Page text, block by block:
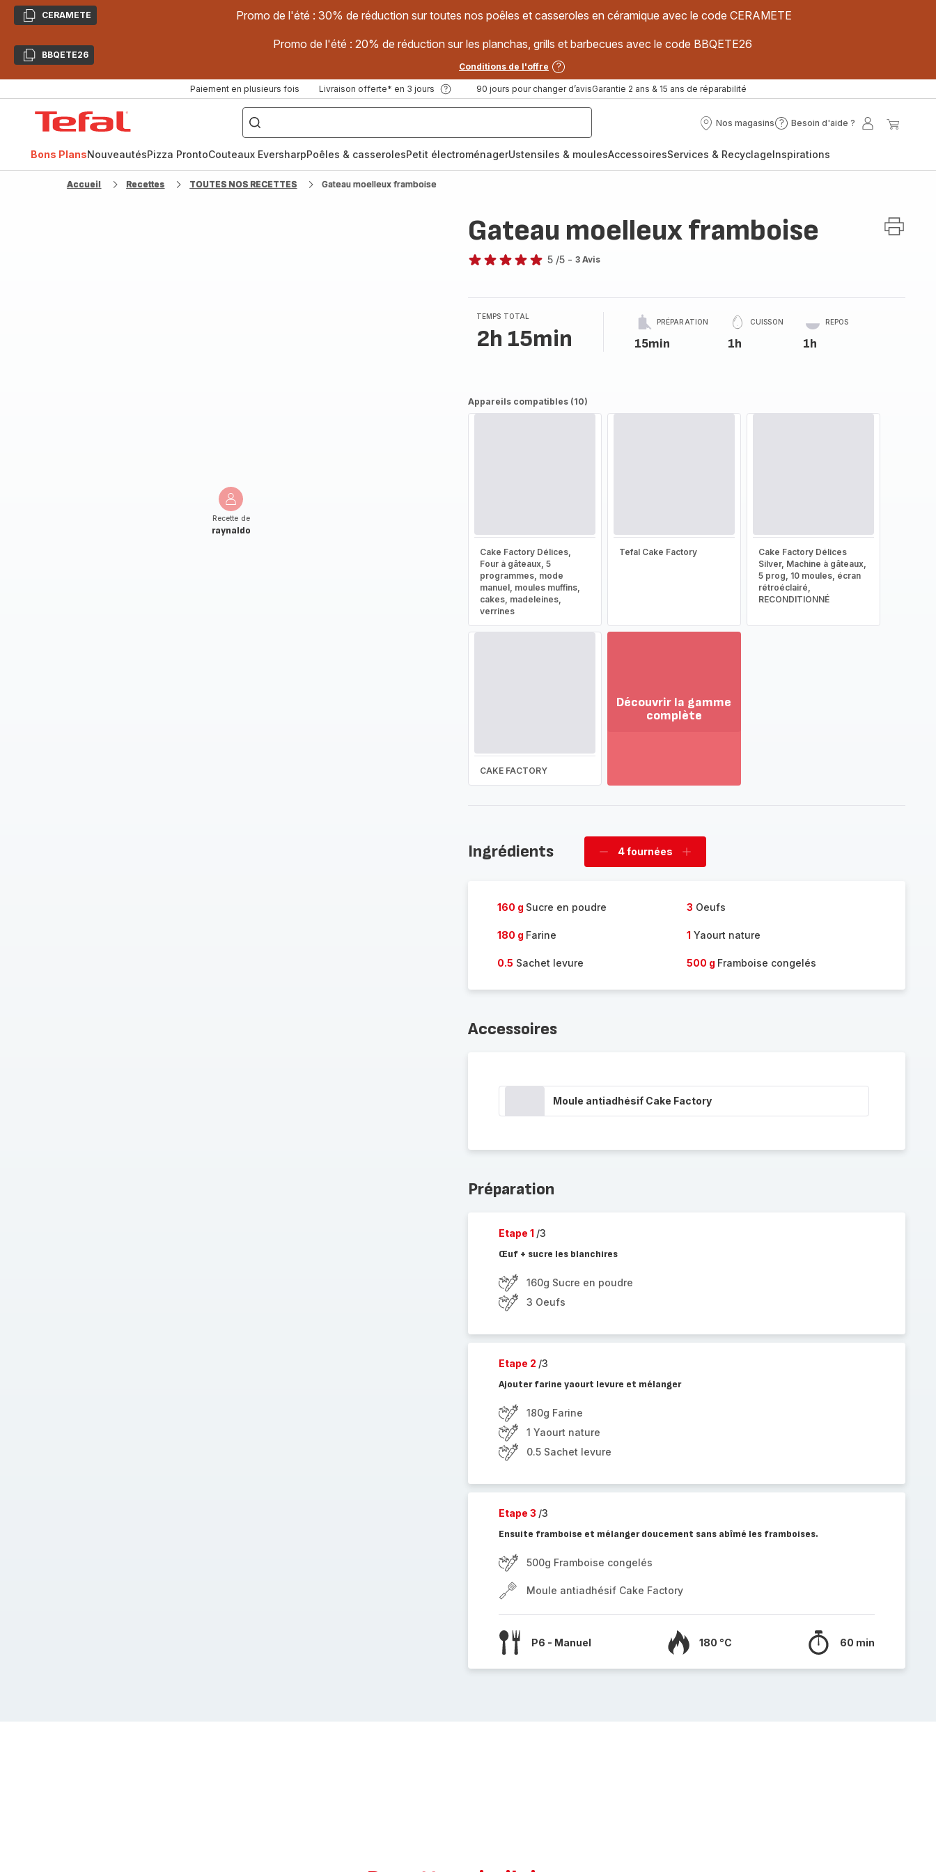
CopierCERAMETE Promo de l'été : 30% de réduction sur toutes nos poêles et casseroles en céramique avec le code CERAMETE
CopierBBQETE26
Promo de l'été : 20% de réduction sur les planchas, grills et barbecues avec le code BBQETE26
Conditions de l'offre
Paiement en plusieurs fois Livraison offerte* en 3 jours 90 jours pour changer d’avisGarantie 2 ans & 15 ans de réparabilité
["Poêles
inox,
Cake
Factory,
Nos magasins
Nos
Besoin d'aide ?
Besoin
?
Mon
Bons PlansNouveautésPizza ProntoCouteaux EversharpPoêles & casserolesPetit électroménagerUstensiles & moulesAccessoiresServices & RecyclageInspirations
Accueil Recettes TOUTES NOS RECETTES Gateau moelleux framboise
Recette de
raynaldo
Gateau moelleux framboise
étoiles
(moyenne)
5 /5 - 3 Avis
TEMPS TOTAL
2h 15min
PRÉPARATION
15min
CUISSON
1h
REPOS
1h
Appareils compatibles (10)
Cake Factory Délices,
Four à gâteaux, 5
programmes, mode
manuel, moules muffins,
cakes, madeleines,
verrines
Tefal Cake Factory
Cake Factory Délices
Silver, Machine à gâteaux,
5 prog, 10 moules, écran
rétroéclairé,
RECONDITIONNÉ
CAKE FACTORY
Découvrir la gamme
complète
la
Ingrédients
Supprimer
4 fournées
Ajouter
160 g Sucre en poudre 3 Oeufs
180 g Farine 1 Yaourt nature
0.5 Sachet levure 500 g Framboise congelés
Accessoires
Moule antiadhésif Cake Factory
Préparation
Etape 1 /3
Œuf + sucre les blanchires
160g Sucre en poudre
3 Oeufs
Etape 2 /3
Ajouter farine yaourt levure et mélanger
180g Farine
1 Yaourt nature
0.5 Sachet levure
Etape 3 /3
Ensuite framboise et mélanger doucement sans abîmé les framboises.
500g Framboise congelés
Moule antiadhésif Cake Factory
P6 - Manuel 180 °C 60 min